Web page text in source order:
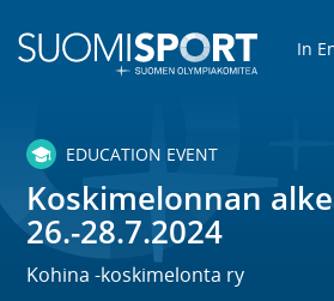
In
EDUCATION EVENT
Koskimelonnan
26.-28.7.2024
Kohina -koskimelonta ry